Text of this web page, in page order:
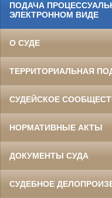
ПОДАЧА
ЭЛЕКТРОННОМ ВИДЕ
О СУДЕ
ТЕРРИТОРИАЛЬНАЯ
СУДЕЙСКОЕ
НОРМАТИВНЫЕ АКТЫ
ДОКУМЕНТЫ СУДА
СУДЕБНОЕ